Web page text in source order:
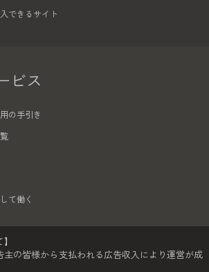
できるサイト
ビス
の手引き
て働く
主の皆様から支払われる広告収入により運営が成